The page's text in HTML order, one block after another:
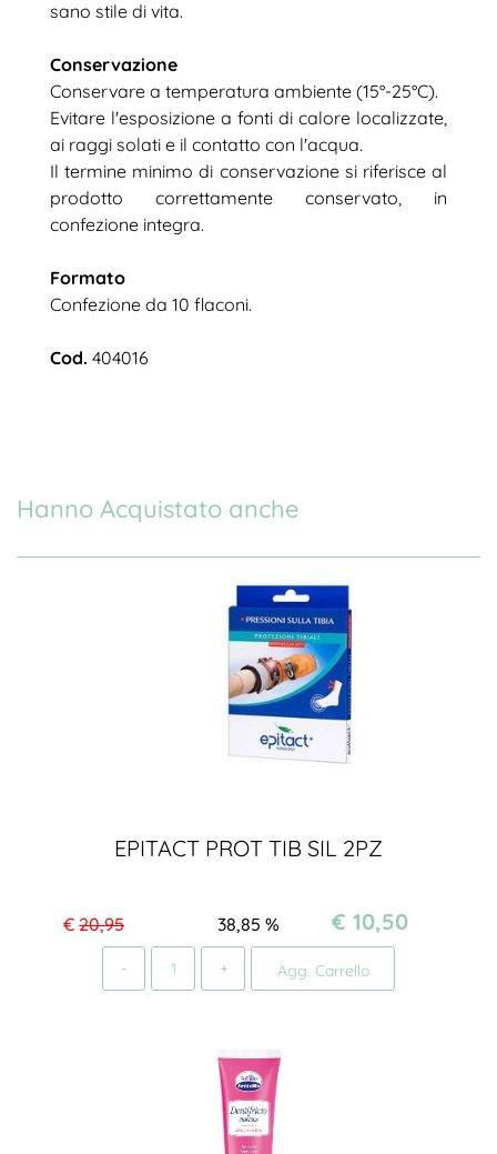
sano stile di vita.
Conservazione
Conservare a temperatura ambiente (15°-25°C).
Evitare l'esposizione a fonti di calore localizzate,
ai raggi solati e il contatto con l'acqua.
Il termine minimo di conservazione si riferisce al
prodotto correttamente conservato, in
confezione integra.
Formato
Confezione da 10 flaconi.
Cod. 404016
Hanno Acquistato anche
EPITACT PROT TIB SIL 2PZ
€ 20,95 %
38,85 € 10,50
Agg. Carrello